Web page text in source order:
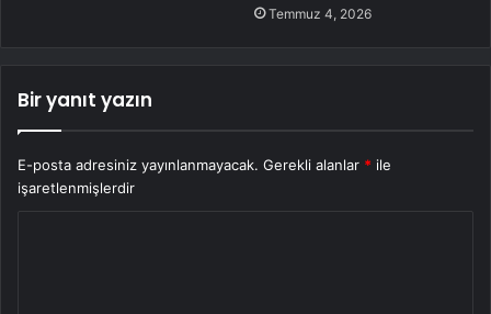
Temmuz 4, 2026
Bir yanıt yazın
E-posta adresiniz yayınlanmayacak. Gerekli alanlar * ile
işaretlenmişlerdir